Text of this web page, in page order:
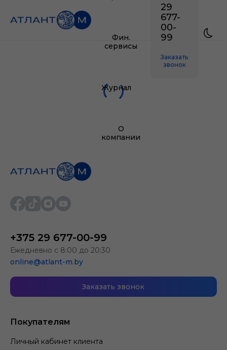
Фин.
сервисы
Журнал
О
компании
29
677-
00-
99
Заказать
звонок
Покупателям
Личный кабинет клиента
+375 29 677-00-99
Ежедневно с 8:00 до 20:30
online@atlant-m.by
Заказать звонок